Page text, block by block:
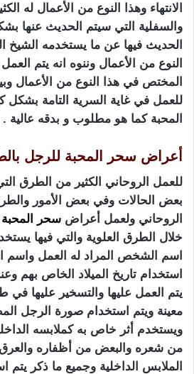
الانتهاء وهذا النوع من الأعمال له
والسفلية التي سيتم الحديث عنها
الحديث فيها عن ما يستخدمه الشيخ
النوع من الأعمال وننوه انه يتم
المختص في هذا النوع من الأعمال
للعمل في غاية السرية التامة بشكل
المحبة كما هو مطلوب و بدقه عالية .
أعراض سحر المحبة للرجل
للعمل الروحاني الكثير من الطرق
بعض الحالات وفي بعض الأمور
الروحاني ولعمل أعراض سحر المحبة
خلال الطرق العلوية والتي فيها
اسم الشخص المراد له العمل واسم
استخدام تاريخ الميلاد الخاص بهم
يتم العمل عليها والتسخير عليها
معينة ويتم استخدام صورة الرجل
ويستخدم أثر خاص به كملابسه
من شعره والبعض من أظفاره
الملابس الداخلية وجميع ما ذكر يتم